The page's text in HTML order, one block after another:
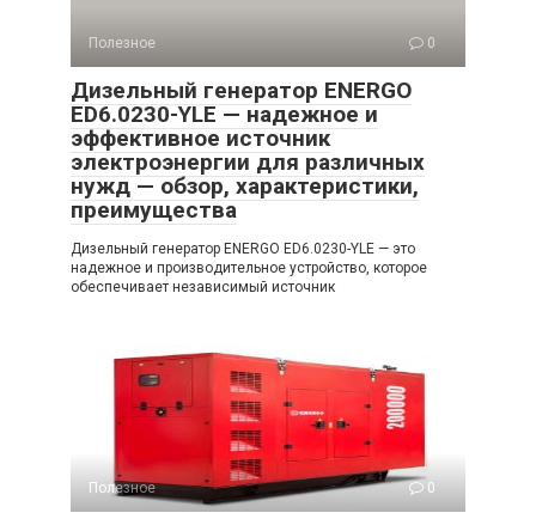
Полезное 0
Дизельный генератор ENERGO
ED6.0230-YLE — надежное и
эффективное источник
электроэнергии для различных
нужд — обзор, характеристики,
преимущества
Дизельный генератор ENERGO ED6.0230-YLE — это
надежное и производительное устройство, которое
обеспечивает независимый источник
Полезное 0